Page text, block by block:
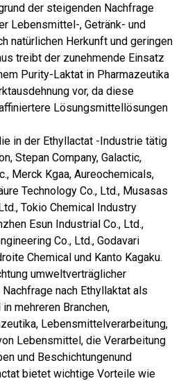
der steigenden Nachfrage
Lebensmittel-, Getränk- und
natürlichen Herkunft und geringen
treibt der zunehmende Einsatz
Purity-Laktat in Pharmazeutika
vor, da diese
Lösungsmittellösungen
in der Ethyllactat -Industrie tätig
Stepan Company, Galactic,
Merck Kgaa, Aureochemicals,
Technology Co., Ltd., Musasas
Tokio Chemical Industry
Esun Industrial Co., Ltd.,
Co., Ltd., Godavari
Chemical und Kanto Kagaku.
umweltverträglicher
nach Ethyllaktat als
mehreren Branchen,
Lebensmittelverarbeitung,
Lebensmittel, die Verarbeitung
und Beschichtungenund
bietet wichtige Vorteile wie